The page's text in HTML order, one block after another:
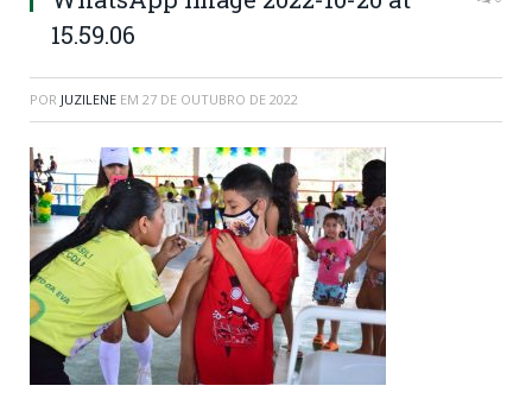
15.59.06
POR JUZILENE EM 27 DE OUTUBRO DE 2022